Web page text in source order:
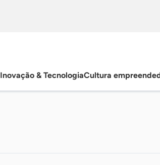
Inovação & TecnologiaCultura